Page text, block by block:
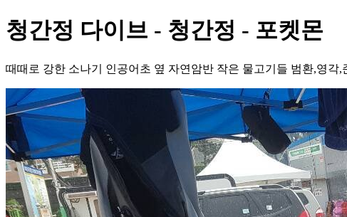
청간정 다이브 - 청간정 - 포켓몬
때때로 강한 소나기 인공어초 옆 자연암반 작은 물고기들 범환,영